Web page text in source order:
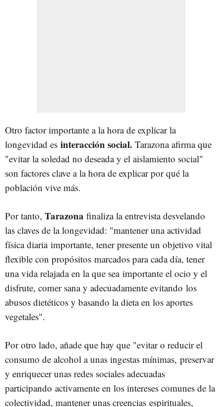
Otro factor importante a la hora de explicar la
longevidad es interacción social. Tarazona afirma que
"evitar la soledad no deseada y el aislamiento social"
son factores clave a la hora de explicar por qué la
población vive más.
Por tanto, Tarazona finaliza la entrevista desvelando
las claves de la longevidad: "mantener una actividad
física diaria importante, tener presente un objetivo vital
flexible con propósitos marcados para cada día, tener
una vida relajada en la que sea importante el ocio y el
disfrute, comer sana y adecuadamente evitando los
abusos dietéticos y basando la dieta en los aportes
vegetales".
Por otro lado, añade que hay que "evitar o reducir el
consumo de alcohol a unas ingestas mínimas, preservar
y enriquecer unas redes sociales adecuadas
participando activamente en los intereses comunes de la
colectividad, mantener unas creencias espirituales,